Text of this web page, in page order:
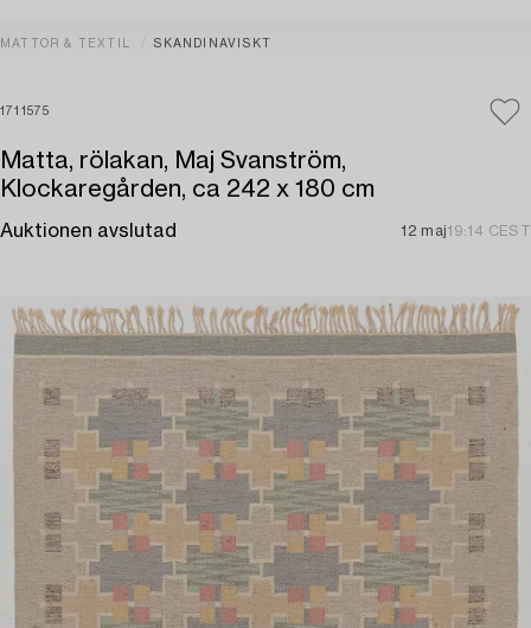
MATTOR & TEXTIL SKANDINAVISKT
1711575
Matta, rölakan, Maj Svanström,
Klockaregården, ca 242 x 180 cm
Auktionen avslutad 12 maj19:14 CEST